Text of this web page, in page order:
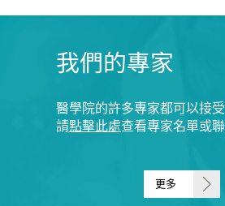
我們的專家
醫學院的許多專家都可以接
請點擊此處查看專家名單或
更多